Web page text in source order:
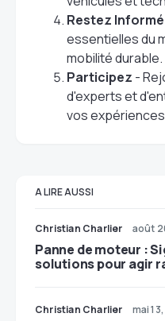
Restez Informé
essentielles du
mobilité durable.
Participez -
d'experts et
vos
A LIRE AUSSI
Christian Charlier août
Panne de moteur :
solutions pour agir
Christian Charlier mai